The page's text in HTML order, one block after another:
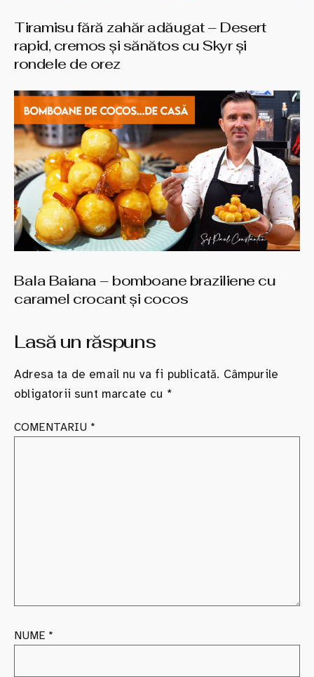
Tiramisu fără zahăr adăugat – Desert
rapid, cremos și sănătos cu Skyr și
rondele de orez
Bala Baiana – bomboane braziliene cu
caramel crocant şi cocos
Lasă un răspuns
Adresa ta de email nu va fi publicată. Câmpurile
obligatorii sunt marcate cu *
COMENTARIU *
NUME *